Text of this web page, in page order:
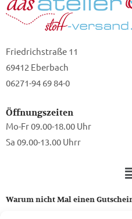
Friedrichstraße 11
69412 Eberbach
06271-94 69 84-0
Öffnungszeiten
Mo-Fr 09.00-18.00 Uhr
Sa 09.00-13.00 Uhrr
Warum nicht Mal einen